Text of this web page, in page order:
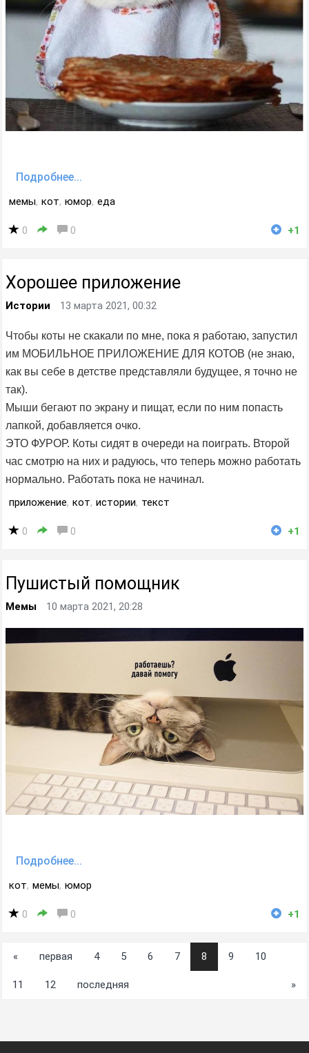
Подробнее...
мемы, кот, юмор, еда
0 0 +1
Хорошее приложение
Истории 13 марта 2021, 00:32
Чтобы коты не скакали по мне, пока я работаю, запустил
им МОБИЛЬНОЕ ПРИЛОЖЕНИЕ ДЛЯ КОТОВ (не знаю,
как вы себе в детстве представляли будущее, я точно не
так).
Мыши бегают по экрану и пищат, если по ним попасть
лапкой, добавляется очко.
ЭТО ФУРОР. Коты сидят в очереди на поиграть. Второй
час смотрю на них и радуюсь, что теперь можно работать
нормально. Работать пока не начинал.
приложение, кот, истории, текст
0 0 +1
Пушистый помощник
Мемы 10 марта 2021, 20:28
Подробнее...
кот, мемы, юмор
0 0 +1
« первая 4 5 6 7 8 9 10
11 12 последняя »